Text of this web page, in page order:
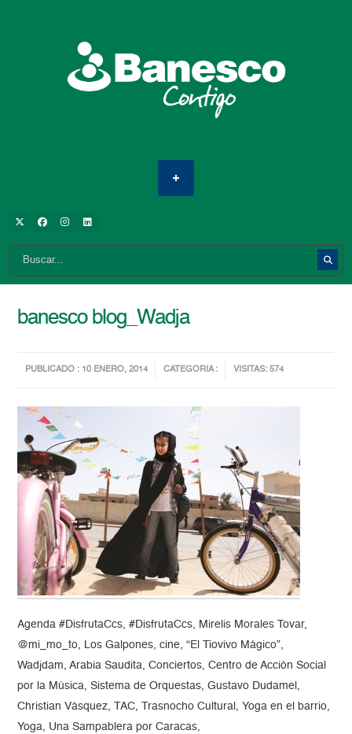
banesco blog_Wadja
PUBLICADO : 10 ENERO, 2014 CATEGORIA : VISITAS: 574
Agenda #DisfrutaCcs, #DisfrutaCcs, Mirelis Morales Tovar,
@mi_mo_to, Los Galpones, cine, “El Tiovivo Mágico”,
Wadjdam, Arabia Saudita, Conciertos, Centro de Acción Social
por la Música, Sistema de Orquestas, Gustavo Dudamel,
Christian Vásquez, TAC, Trasnocho Cultural, Yoga en el barrio,
Yoga, Una Sampablera por Caracas,